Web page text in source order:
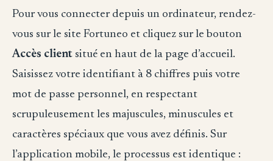
Pour vous connecter depuis un ordinateur, rendez-
vous sur le site Fortuneo et cliquez sur le bouton
Accès client situé en haut de la page d’accueil.
Saisissez votre identifiant à 8 chiffres puis votre
mot de passe personnel, en respectant
scrupuleusement les majuscules, minuscules et
caractères spéciaux que vous avez définis. Sur
l’application mobile, le processus est identique :